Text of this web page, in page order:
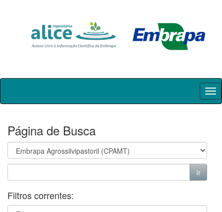
Skip
Página de Busca
Filtros correntes: